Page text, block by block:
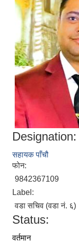
Designation:
सहायक पाँचौ
फोन:
9842367109
Label:
वडा सचिव (वडा नं. ६)
Status:
वर्तमान